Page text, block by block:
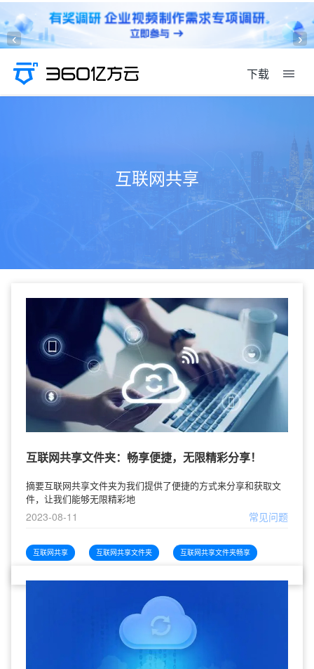
‹ ›
下载
互联网共享
互联网共享文件夹：畅享便捷，无限精彩分享！
摘要互联网共享文件夹为我们提供了便捷的方式来分享和获取文
件，让我们能够无限精彩地
2023-08-11 常见问题
互联网共享 互联网共享文件夹 互联网共享文件夹畅享